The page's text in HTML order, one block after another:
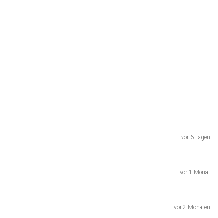
vor 6 Tagen
vor 1 Monat
vor 2 Monaten